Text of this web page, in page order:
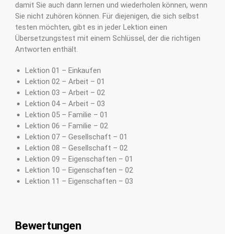
damit Sie auch dann lernen und wiederholen können, wenn
Sie nicht zuhören können. Für diejenigen, die sich selbst
testen möchten, gibt es in jeder Lektion einen
Übersetzungstest mit einem Schlüssel, der die richtigen
Antworten enthält.
Lektion 01 – Einkaufen
Lektion 02 – Arbeit – 01
Lektion 03 – Arbeit – 02
Lektion 04 – Arbeit – 03
Lektion 05 – Familie – 01
Lektion 06 – Familie – 02
Lektion 07 – Gesellschaft – 01
Lektion 08 – Gesellschaft – 02
Lektion 09 – Eigenschaften – 01
Lektion 10 – Eigenschaften – 02
Lektion 11 – Eigenschaften – 03
Bewertungen